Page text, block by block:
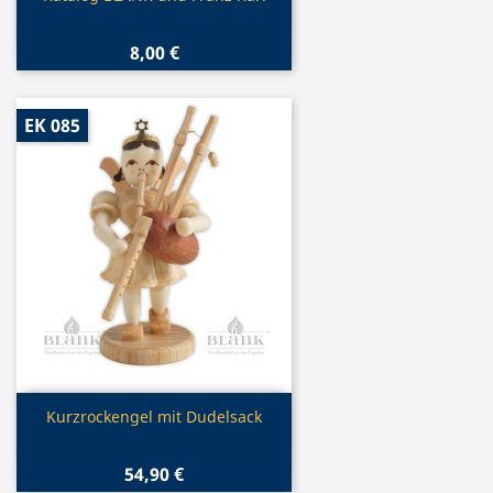
8,00 €
Vorschau
Kurzrockengel mit Dudelsack
54,90 €
EK 085